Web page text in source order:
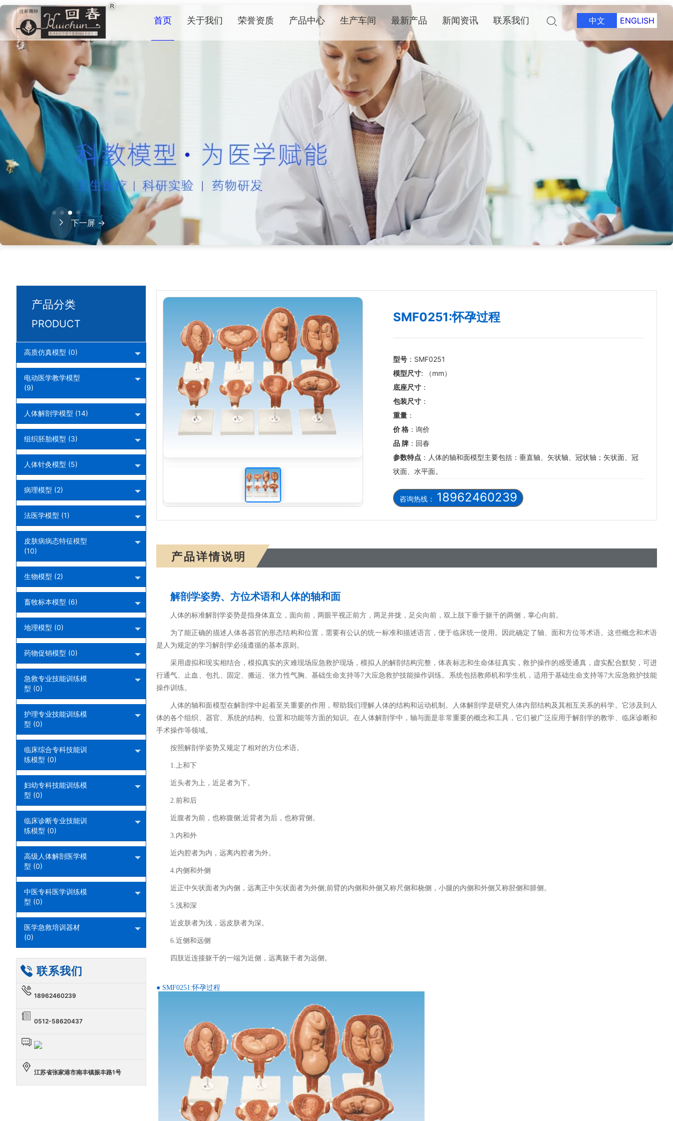
首页 关于我们 荣誉资质 产品中心 生产车间 最新产品 新闻资讯 联系我们 中文 ENGLISH
下一屏 →
SMF0251:怀孕过程
型号 ：SMF0251
模型尺寸: （mm）
底座尺寸 ：
包装尺寸 ：
重量 ：
价 格 ：询价
品 牌 ：回春
参数特点 ：人体的轴和面模型主要包括：垂直轴、矢状轴、冠状轴；矢状面、冠
状面、水平面。
咨询热线： 18962460239
产品详情说明
解剖学姿势、方位术语和人体的轴和面
人体的标准解剖学姿势是指身体直立，面向前，两眼平视正前方，两足井拢，足尖向前，双上肢下垂于躯干的两侧，掌心向前。
为了能正确的描述人体各器官的形态结构和位置，需要有公认的统一标准和描述语言，便于临床统一使用。因此确定了轴、面和方位等术语。这些概念和术语
是人为规定的学习解剖学必须遵循的基本原则。
采用虚拟和现实相结合，模拟真实的灾难现场应急救护现场，模拟人的解剖结构完整，体表标志和生命体征真实，救护操作的感受通真，虚实配合默契，可进
行通气、止血、包扎、固定、搬运、张力性气胸、基础生命支持等7大应急救护技能操作训练。系统包括教师机和学生机，适用于基础生命支持等7大应急救护技能
操作训练。
人体的轴和面模型在解剖学中起着至关重要的作用，帮助我们理解人体的结构和运动机制。人体解剖学是研究人体内部结构及其相互关系的科学。它涉及到人
体的各个组织、器官、系统的结构、位置和功能等方面的知识。在人体解剖学中，轴与面是非常重要的概念和工具，它们被广泛应用于解剖学的教学、临床诊断和
手术操作等领域。
按照解剖学姿势又规定了相对的方位术语。
1.上和下
近头者为上，近足者为下。
2.前和后
近腹者为前，也称腹侧;近背者为后，也称背侧。
3.内和外
近内腔者为内，远离内腔者为外。
4.内侧和外侧
近正中矢状面者为内侧，远离正中矢状面者为外侧;前臂的内侧和外侧又称尺侧和桡侧，小腿的内侧和外侧又称胫侧和腓侧。
5.浅和深
近皮肤者为浅，远皮肤者为深。
6.近侧和远侧
四肢近连接躯干的一端为近侧，远离躯干者为远侧。
● SMF0251:怀孕过程
产品分类
PRODUCT
高质仿真模型 (0)
电动医学教学模型
(9)
人体解剖学模型 (14)
组织胚胎模型 (3)
人体针灸模型 (5)
病理模型 (2)
法医学模型 (1)
皮肤病病态特征模型
(10)
生物模型 (2)
畜牧标本模型 (6)
地理模型 (0)
药物促销模型 (0)
急救专业技能训练模
型 (0)
护理专业技能训练模
型 (0)
临床综合专科技能训
练模型 (0)
妇幼专科技能训练模
型 (0)
临床诊断专业技能训
练模型 (0)
高级人体解剖医学模
型 (0)
中医专科医学训练模
型 (0)
医学急救培训器材
(0)
联系我们
18962460239
0512-58620437
江苏省张家港市南丰镇振丰路1号